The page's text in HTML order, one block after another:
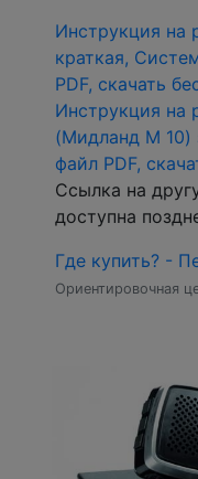
Инструкция на
краткая,
PDF, скачать
Инструкция на
(Мидланд М 10)
файл PDF,
Ссылка на
доступна
Где купить? -
Ориентировочная